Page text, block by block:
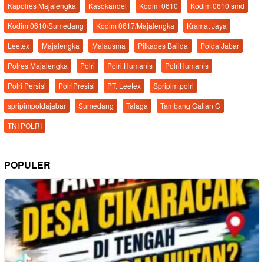
Kapolres Majalengka
Kasokandel Kodim 0610
Kodim 0610 smd
Kodim 0610/Sumedang
Kodim 0617/Majalengka
Kramat Jaya
Leetex
Majalengka Malausma Pilkades Balida
Polda Jabar
Polres Majalengka
Polri Polri Humanis
PolriHumanis
Polri Persisi
PolriPresisi PT. Leetex
Spripim.polri
spripimpoldajabar
Sumedang Talaga
Tambang Galian C
TNI POLRI
POPULER